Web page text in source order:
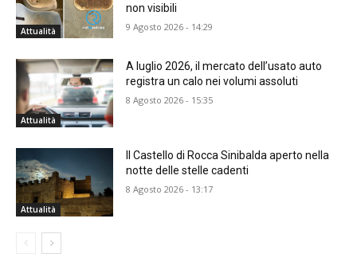
Attualità
non visibili
9 Agosto 2026 - 14:29
Attualità
A luglio 2026, il mercato dell’usato auto
registra un calo nei volumi assoluti
8 Agosto 2026 - 15:35
Attualità
Il Castello di Rocca Sinibalda aperto nella
notte delle stelle cadenti
8 Agosto 2026 - 13:17